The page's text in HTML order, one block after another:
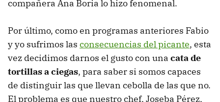
compañera Ana Boria lo hizo fenomenal.
Por último, como en programas anteriores Fabio
y yo sufrimos las consecuencias del picante, esta
vez decidimos darnos el gusto con una cata de
tortillas a ciegas, para saber si somos capaces
de distinguir las que llevan cebolla de las que no.
El problema es que nuestro chef, Joseba Pérez,